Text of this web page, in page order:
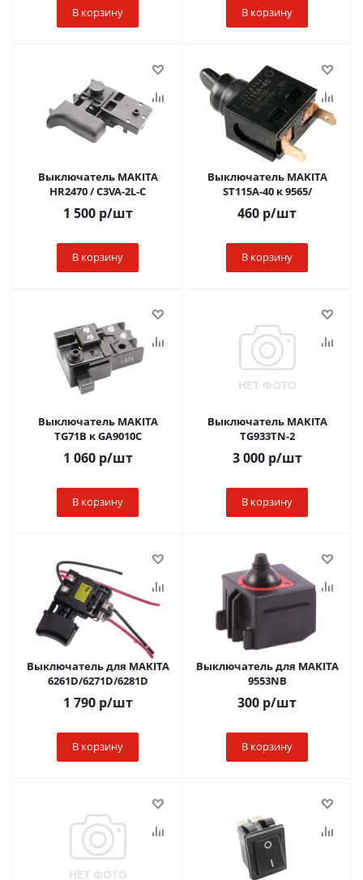
В корзину В корзину
Выключатель MAKITA
HR2470 / C3VA-2L-C
1 500р/шт
В корзину
Выключатель MAKITA
ST115A-40 к 9565/
460 р/шт
В корзину
Выключатель MAKITA
TG71B к GA9010C
1 060р/шт
В корзину
Выключатель MAKITA
TG933TN-2
3 000р/шт
В корзину
Выключатель для MAKITA
6261D/6271D/6281D
1 790р/шт
В корзину
Выключатель для MAKITA
9553NB
300 р/шт
В корзину